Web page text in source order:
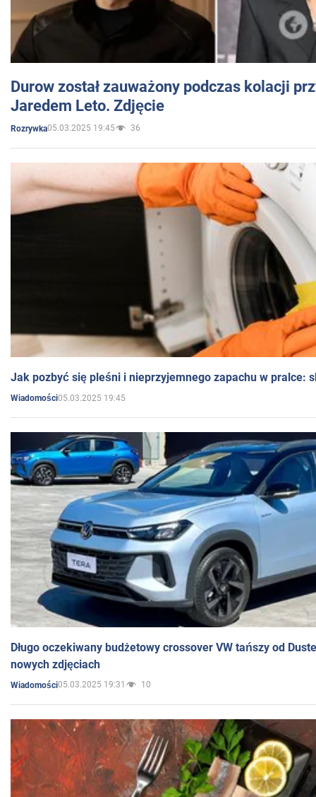
Durow został zauważony podczas kolacji
Jaredem Leto. Zdjęcie
Rozrywka05.03.2025 19:45 36
Jak pozbyć się pleśni i nieprzyjemnego zapachu w pralce:
Wiadomości05.03.2025 19:45
Długo oczekiwany budżetowy crossover VW tańszy od
nowych zdjęciach
Wiadomości05.03.2025 19:31 10